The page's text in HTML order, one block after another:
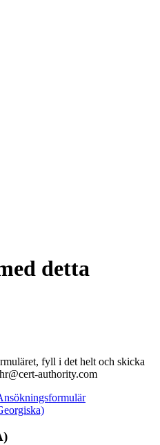
detta
fyll i det helt och skicka
authority.com